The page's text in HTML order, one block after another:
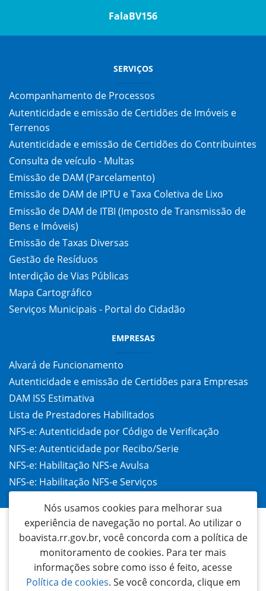
FalaBV156
SERVIÇOS
Acompanhamento de Processos
Autenticidade e emissão de Certidões de Imóveis e
Terrenos
Autenticidade e emissão de Certidões do Contribuintes
Consulta de veículo - Multas
Emissão de DAM (Parcelamento)
Emissão de DAM de IPTU e Taxa Coletiva de Lixo
Emissão de DAM de ITBI (Imposto de Transmissão de
Bens e Imóveis)
Emissão de Taxas Diversas
Gestão de Resíduos
Interdição de Vias Públicas
Mapa Cartográfico
Serviços Municipais - Portal do Cidadão
EMPRESAS
Alvará de Funcionamento
Autenticidade e emissão de Certidões para Empresas
DAM ISS Estimativa
Lista de Prestadores Habilitados
NFS-e: Autenticidade por Código de Verificação
NFS-e: Autenticidade por Recibo/Serie
NFS-e: Habilitação NFS-e Avulsa
NFS-e: Habilitação NFS-e Serviços
Nós usamos cookies para melhorar sua
experiência de navegação no portal. Ao utilizar o
boavista.rr.gov.br, você concorda com a política de
monitoramento de cookies. Para ter mais
informações sobre como isso é feito, acesse
Política de cookies. Se você concorda, clique em